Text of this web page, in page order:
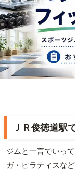
ＪＲ俊徳道駅
ジムと一言でいっ
ガ・ピラティスな